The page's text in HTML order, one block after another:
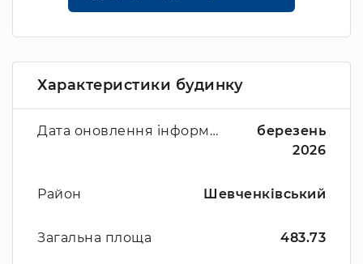
Характеристики будинку
Дата оновлення інформації
березень
2026
Район Шевченківський
Загальна площа 483.73